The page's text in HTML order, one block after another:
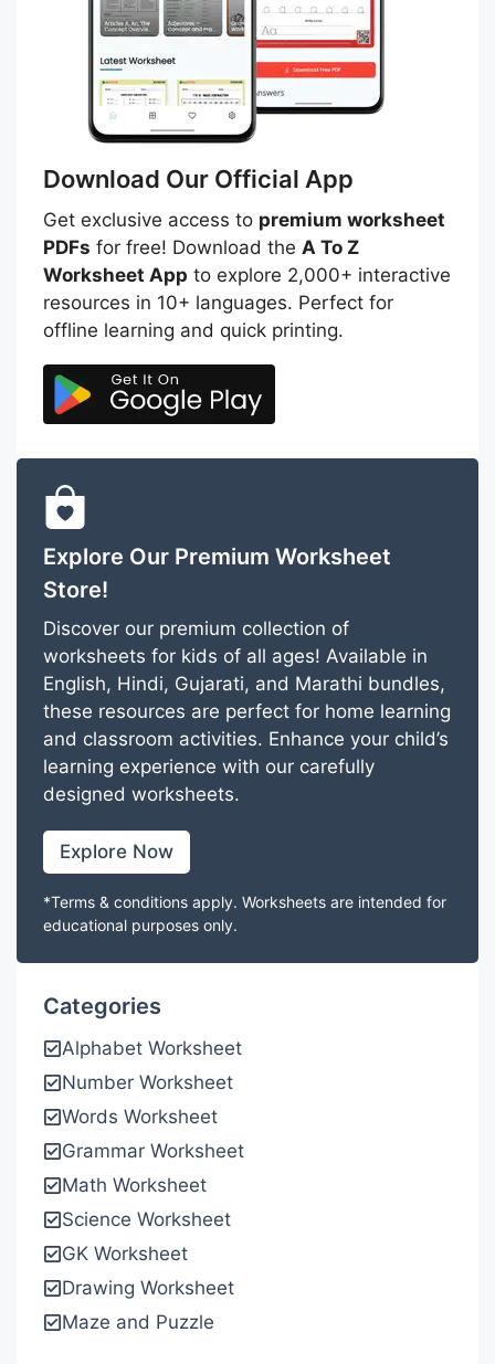
Download Our Official App
Get exclusive access to premium worksheet
PDFs for free! Download the A To Z
Worksheet App to explore 2,000+ interactive
resources in 10+ languages. Perfect for
offline learning and quick printing.
Explore Our Premium Worksheet
Store!
Discover our premium collection of
worksheets for kids of all ages! Available in
English, Hindi, Gujarati, and Marathi bundles,
these resources are perfect for home learning
and classroom activities. Enhance your child’s
learning experience with our carefully
designed worksheets.
Explore Now
*Terms & conditions apply. Worksheets are intended for
educational purposes only.
Categories
Alphabet Worksheet
Number Worksheet
Words Worksheet
Grammar Worksheet
Math Worksheet
Science Worksheet
GK Worksheet
Drawing Worksheet
Maze and Puzzle